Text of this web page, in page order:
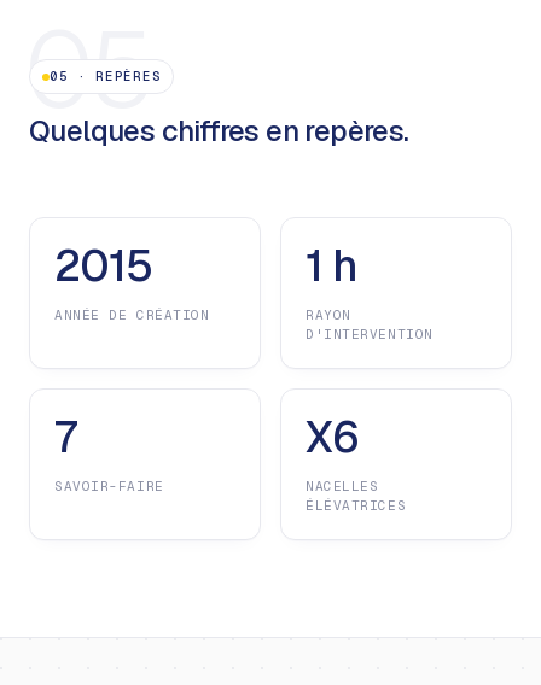
05
05 ·REPÈRES
Quelques chiffres en repères.
2015
ANNÉE DE CRÉATION
1 h
RAYON
D'INTERVENTION
7
SAVOIR-FAIRE
X6
NACELLES
ÉLÉVATRICES